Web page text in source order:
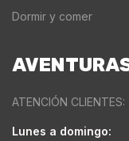
Dormir y comer
ATENCIÓN CLIENTES:
Lunes a domingo: